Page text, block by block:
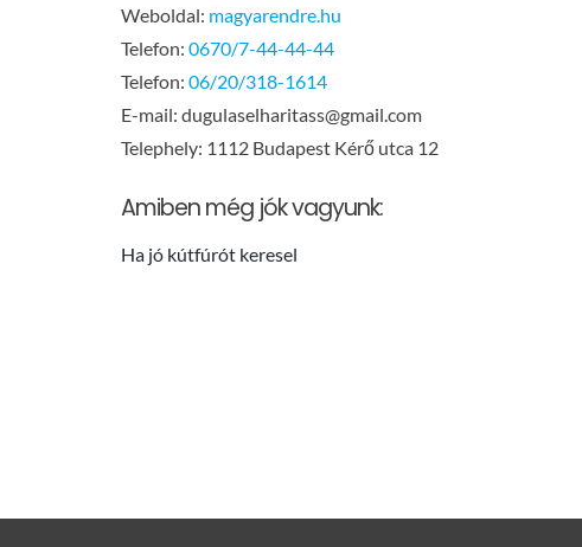
Weboldal: magyarendre.hu
Telefon: 0670/7-44-44-44
Telefon: 06/20/318-1614
E-mail: dugulaselharitass@gmail.com
Telephely: 1112 Budapest Kérő utca 12
Amiben még jók vagyunk:
Ha jó kútfúrót keresel